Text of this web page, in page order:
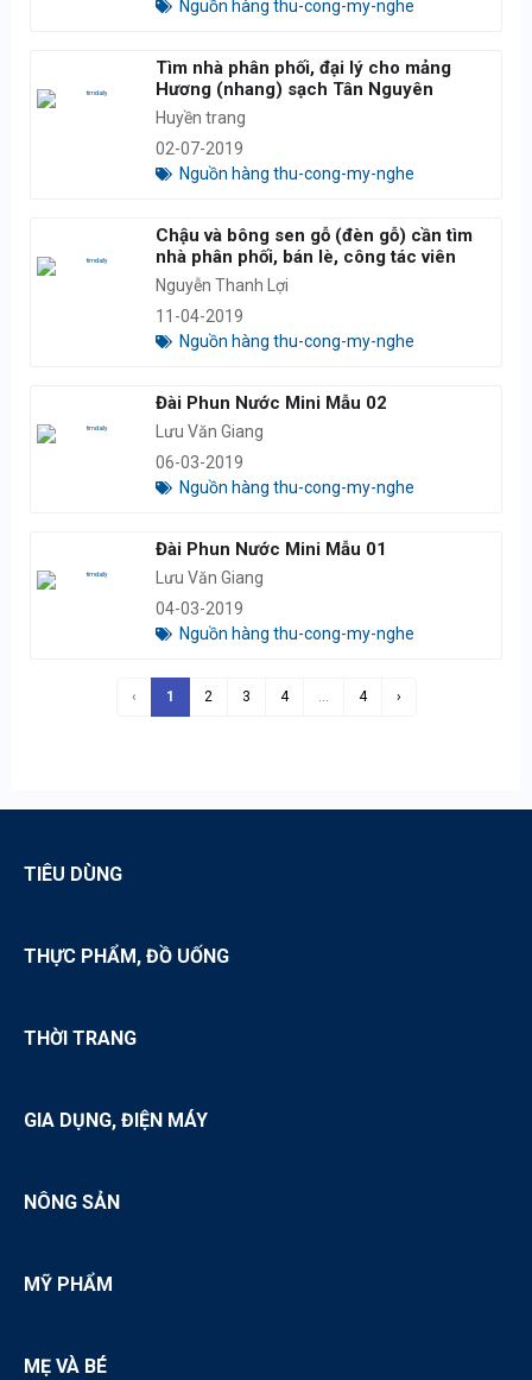
Nguồn hàng thu-cong-my-nghe
Tìm nhà phân phối, đại lý cho mảng
Hương (nhang) sạch Tân Nguyên
Huyền trang
02-07-2019
Nguồn hàng thu-cong-my-nghe
Chậu và bông sen gỗ (đèn gỗ) cần tìm
nhà phân phối, bán lè, công tác viên
Nguyễn Thanh Lợi
11-04-2019
Nguồn hàng thu-cong-my-nghe
Đài Phun Nước Mini Mẫu 02
Lưu Văn Giang
06-03-2019
Nguồn hàng thu-cong-my-nghe
Đài Phun Nước Mini Mẫu 01
Lưu Văn Giang
04-03-2019
Nguồn hàng thu-cong-my-nghe
‹ 1 2 3 4 ... 4 ›
TIÊU DÙNG
THỰC PHẨM, ĐỒ UỐNG
THỜI TRANG
GIA DỤNG, ĐIỆN MÁY
NÔNG SẢN
MỸ PHẨM
MẸ VÀ BÉ